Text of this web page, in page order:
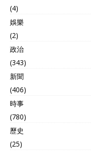
(4)
娛樂
(2)
政治
(343)
新聞
(406)
時事
(780)
歷史
(25)